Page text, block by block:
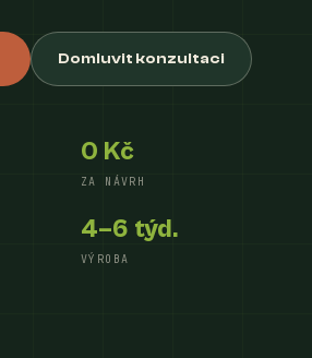
Domluvit konzultaci
0 Kč
ZA NÁVRH
4–6 týd.
VÝROBA